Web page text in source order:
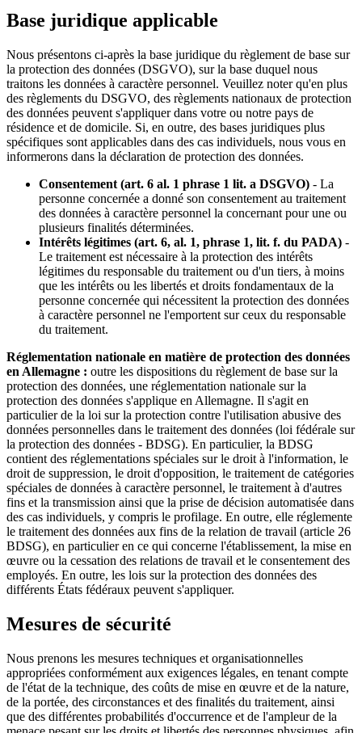
Base juridique applicable
Nous présentons ci-après la base juridique du règlement de base sur
la protection des données (DSGVO), sur la base duquel nous
traitons les données à caractère personnel. Veuillez noter qu'en plus
des règlements du DSGVO, des règlements nationaux de protection
des données peuvent s'appliquer dans votre ou notre pays de
résidence et de domicile. Si, en outre, des bases juridiques plus
spécifiques sont applicables dans des cas individuels, nous vous en
informerons dans la déclaration de protection des données.
Consentement (art. 6 al. 1 phrase 1 lit. a DSGVO) - La
personne concernée a donné son consentement au traitement
des données à caractère personnel la concernant pour une ou
plusieurs finalités déterminées.
Intérêts légitimes (art. 6, al. 1, phrase 1, lit. f. du PADA) -
Le traitement est nécessaire à la protection des intérêts
légitimes du responsable du traitement ou d'un tiers, à moins
que les intérêts ou les libertés et droits fondamentaux de la
personne concernée qui nécessitent la protection des données
à caractère personnel ne l'emportent sur ceux du responsable
du traitement.
Réglementation nationale en matière de protection des données
en Allemagne : outre les dispositions du règlement de base sur la
protection des données, une réglementation nationale sur la
protection des données s'applique en Allemagne. Il s'agit en
particulier de la loi sur la protection contre l'utilisation abusive des
données personnelles dans le traitement des données (loi fédérale sur
la protection des données - BDSG). En particulier, la BDSG
contient des réglementations spéciales sur le droit à l'information, le
droit de suppression, le droit d'opposition, le traitement de catégories
spéciales de données à caractère personnel, le traitement à d'autres
fins et la transmission ainsi que la prise de décision automatisée dans
des cas individuels, y compris le profilage. En outre, elle réglemente
le traitement des données aux fins de la relation de travail (article 26
BDSG), en particulier en ce qui concerne l'établissement, la mise en
œuvre ou la cessation des relations de travail et le consentement des
employés. En outre, les lois sur la protection des données des
différents États fédéraux peuvent s'appliquer.
Mesures de sécurité
Nous prenons les mesures techniques et organisationnelles
appropriées conformément aux exigences légales, en tenant compte
de l'état de la technique, des coûts de mise en œuvre et de la nature,
de la portée, des circonstances et des finalités du traitement, ainsi
que des différentes probabilités d'occurrence et de l'ampleur de la